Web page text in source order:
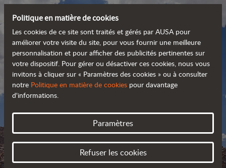
AUSA BLOG
Politique en matière de cookies
Les cookies de ce site sont traités et gérés par AUSA pour
améliorer votre visite du site, pour vous fournir une meilleure
personnalisation et pour afficher des publicités pertinentes sur
votre dispositif. Pour gérer ou désactiver ces cookies, nous vous
invitons à cliquer sur « Paramètres des cookies » ou à consulter
notre Politique en matière de cookies pour davantage
d'informations.
Paramètres
Refuser les cookies